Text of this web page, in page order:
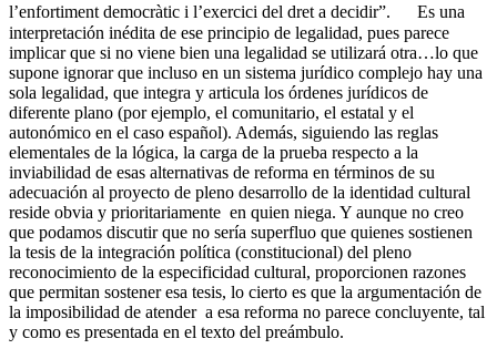
l’enfortiment democràtic i l’exercici del dret a decidir”. Es una
interpretación inédita de ese principio de legalidad, pues parece
implicar que si no viene bien una legalidad se utilizará otra…lo que
supone ignorar que incluso en un sistema jurídico complejo hay una
sola legalidad, que integra y articula los órdenes jurídicos de
diferente plano (por ejemplo, el comunitario, el estatal y el
autonómico en el caso español). Además, siguiendo las reglas
elementales de la lógica, la carga de la prueba respecto a la
inviabilidad de esas alternativas de reforma en términos de su
adecuación al proyecto de pleno desarrollo de la identidad cultural
reside obvia y prioritariamente en quien niega. Y aunque no creo
que podamos discutir que no sería superfluo que quienes sostienen
la tesis de la integración política (constitucional) del pleno
reconocimiento de la especificidad cultural, proporcionen razones
que permitan sostener esa tesis, lo cierto es que la argumentación de
la imposibilidad de atender a esa reforma no parece concluyente, tal
y como es presentada en el texto del preámbulo.